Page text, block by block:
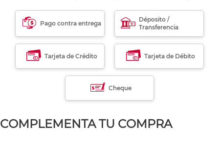
Pago contra entrega
Déposito /
Transferencia
Tarjeta de Crédito Tarjeta de Débito
Cheque
COMPLEMENTA TU COMPRA